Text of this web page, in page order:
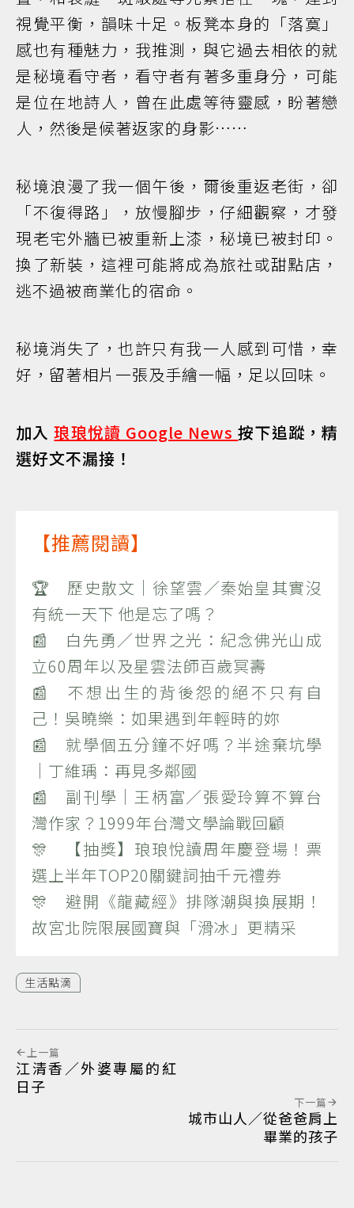
視覺平衡，韻味十足。板凳本身的「落寞」
感也有種魅力，我推測，與它過去相依的就
是秘境看守者，看守者有著多重身分，可能
是位在地詩人，曾在此處等待靈感，盼著戀
人，然後是候著返家的身影……
秘境浪漫了我一個午後，爾後重返老街，卻
「不復得路」，放慢腳步，仔細觀察，才發
現老宅外牆已被重新上漆，秘境已被封印。
換了新裝，這裡可能將成為旅社或甜點店，
逃不過被商業化的宿命。
秘境消失了，也許只有我一人感到可惜，幸
好，留著相片一張及手繪一幅，足以回味。
加入琅琅悅讀 Google News按下追蹤，精
選好文不漏接！
【推薦閱讀】
🏆 歷史散文｜徐望雲／秦始皇其實沒
有統一天下 他是忘了嗎？
📰 白先勇／世界之光：紀念佛光山成
立60周年以及星雲法師百歲冥壽
📰 不想出生的背後怨的絕不只有自
己！吳曉樂：如果遇到年輕時的妳
📰 就學個五分鐘不好嗎？半途棄坑學
｜丁維瑀：再見多鄰國
📰 副刊學｜王柄富／張愛玲算不算台
灣作家？1999年台灣文學論戰回顧
🎊 【抽獎】琅琅悅讀周年慶登場！票
選上半年TOP20關鍵詞抽千元禮券
🎊 避開《龍藏經》排隊潮與換展期！
故宮北院限展國寶與「滑冰」更精采
生活點滴
上一篇
江清香／外婆專屬的紅
日子
下一篇
城市山人／從爸爸肩上
畢業的孩子